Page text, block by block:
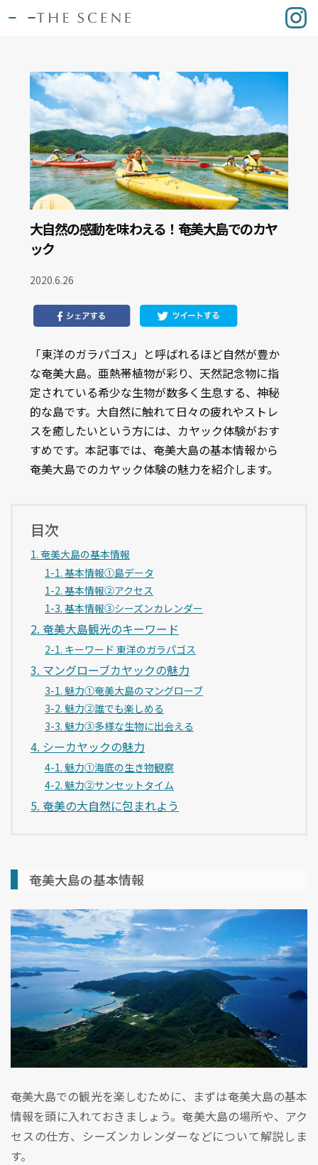
大自然の感動を味わえる！奄美大島でのカヤ
ック
2020.6.26
「東洋のガラパゴス」と呼ばれるほど自然が豊か
な奄美大島。亜熱帯植物が彩り、天然記念物に指
定されている希少な生物が数多く生息する、神秘
的な島です。大自然に触れて日々の疲れやストレ
スを癒したいという方には、カヤック体験がおす
すめです。本記事では、奄美大島の基本情報から
奄美大島でのカヤック体験の魅力を紹介します。
目次
1. 奄美大島の基本情報
1-1. 基本情報①島データ
1-2. 基本情報②アクセス
1-3. 基本情報③シーズンカレンダー
2. 奄美大島観光のキーワード
2-1. キーワード 東洋のガラパゴス
3. マングローブカヤックの魅力
3-1. 魅力①奄美大島のマングローブ
3-2. 魅力②誰でも楽しめる
3-3. 魅力③多様な生物に出会える
4. シーカヤックの魅力
4-1. 魅力①海底の生き物観察
4-2. 魅力②サンセットタイム
5. 奄美の大自然に包まれよう
奄美大島の基本情報
奄美大島での観光を楽しむために、まずは奄美大島の基本
情報を頭に入れておきましょう。奄美大島の場所や、アク
セスの仕方、シーズンカレンダーなどについて解説しま
す。